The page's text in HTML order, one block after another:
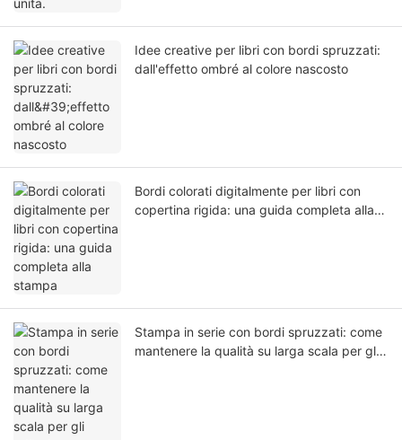
Idee creative per libri con bordi spruzzati:
dall'effetto ombré al colore nascosto
Bordi colorati digitalmente per libri con
copertina rigida: una guida completa alla
Stampa in serie con bordi spruzzati: come
mantenere la qualità su larga scala per gli